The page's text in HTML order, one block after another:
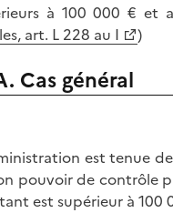
à 100 000 € et
art. L 228 au I
)
Cas général
est tenue
pouvoir de contrôle
est supérieur à 100